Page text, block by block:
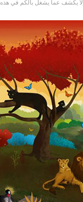
يكشف عما يشغل بالكم في